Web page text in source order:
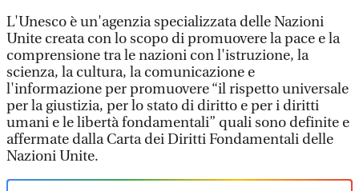
L'Unesco è un'agenzia specializzata delle Nazioni
Unite creata con lo scopo di promuovere la pace e la
comprensione tra le nazioni con l'istruzione, la
scienza, la cultura, la comunicazione e
l'informazione per promuovere “il rispetto universale
per la giustizia, per lo stato di diritto e per i diritti
umani e le libertà fondamentali” quali sono definite e
affermate dalla Carta dei Diritti Fondamentali delle
Nazioni Unite.